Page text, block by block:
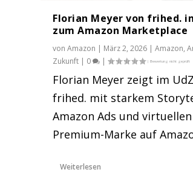
Florian Meyer von frihed.
zum Amazon Marketplace
vonAmazon | März 2, 2026 |Amazon,
Zukunft | 0 |
Florian Meyer zeigt im
frihed. mit starkem
Amazon Ads und
Premium-Marke auf
Weiterlesen